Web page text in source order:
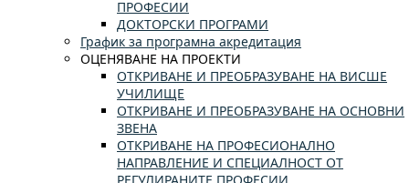
ПРОФЕСИИ
ДОКТОРСКИ ПРОГРАМИ
График за програмна акредитация
ОЦЕНЯВАНЕ НА ПРОЕКТИ
ОТКРИВАНЕ И ПРЕОБРАЗУВАНЕ НА ВИСШЕ
УЧИЛИЩЕ
ОТКРИВАНЕ И ПРЕОБРАЗУВАНЕ НА ОСНОВНИ
ЗВЕНА
ОТКРИВАНЕ НА ПРОФЕСИОНАЛНО
НАПРАВЛЕНИЕ И СПЕЦИАЛНОСТ ОТ